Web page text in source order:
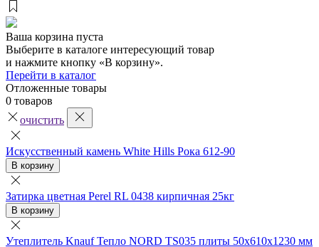
Ваша корзина пуста
Выберите в каталоге интересующий товар
и нажмите кнопку «В корзину».
Перейти в каталог
Отложенные товары
0 товаров
очистить
Искусственный камень White Hills Рока 612-90
В корзину
Затирка цветная Perel RL 0438 кирпичная 25кг
В корзину
Утеплитель Knauf Тепло NORD TS035 плиты 50х610х1230 мм